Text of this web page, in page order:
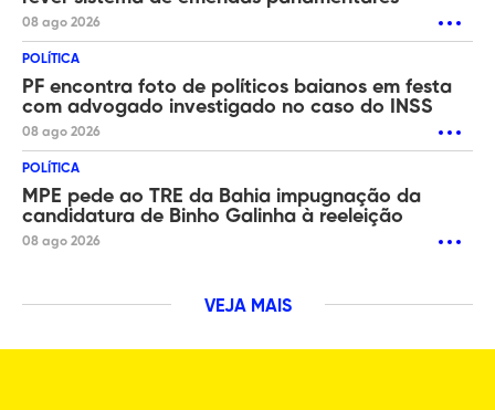
08 ago 2026
POLÍTICA
PF encontra foto de políticos baianos em festa
com advogado investigado no caso do INSS
08 ago 2026
POLÍTICA
MPE pede ao TRE da Bahia impugnação da
candidatura de Binho Galinha à reeleição
08 ago 2026
VEJA MAIS